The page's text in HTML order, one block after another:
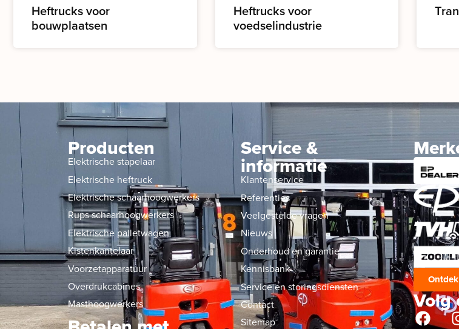
Heftrucks voor
bouwplaatsen
Heftrucks voor
voedselindustrie
Producten
Elektrische stapelaar
Elektrische heftruck
Elektrische schaarhoogwerkers
Rups schaarhoogwerkers
Elektrische palletwagen
Kistenkantelaar
Voorzetapparatuur
Overdrukcabines
Masthoogwerkers
Service &
informatie
Klantenservice
Referenties
Veelgestelde vragen
Nieuws
Onderhoud en garantie
Kennisbank
Service en storingsdiensten
Contact
Sitemap
Volg